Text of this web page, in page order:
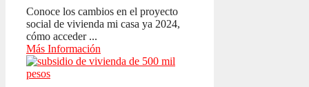
Conoce los cambios en el proyecto
social de vivienda mi casa ya 2024,
cómo acceder ...
Más Información